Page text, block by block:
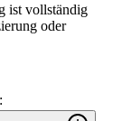
ist vollständig
oder